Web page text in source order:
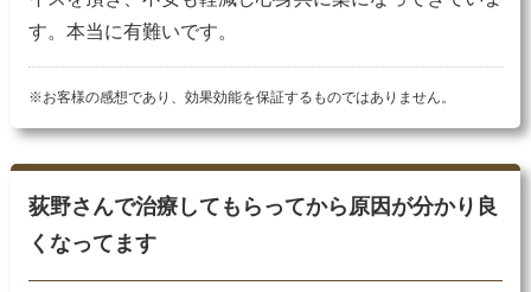
す。本当に有難いです。
※お客様の感想であり、効果効能を保証するものではありません。
荻野さんで治療してもらってから原因が分かり良
くなってます